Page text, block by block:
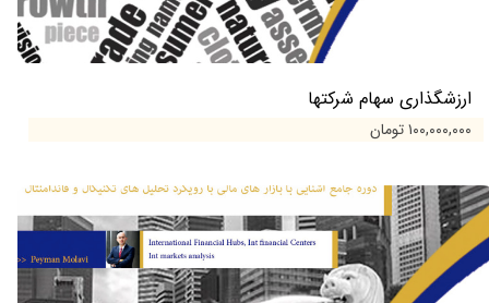
ارزشگذاری سهام شرکتها
۱۰۰,۰۰۰,۰۰۰ تومان